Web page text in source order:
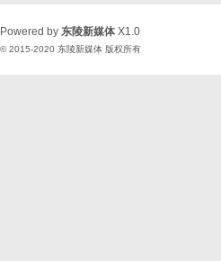
Powered by 东陵新媒体 X1.0
© 2015-2020 东陵新媒体 版权所有